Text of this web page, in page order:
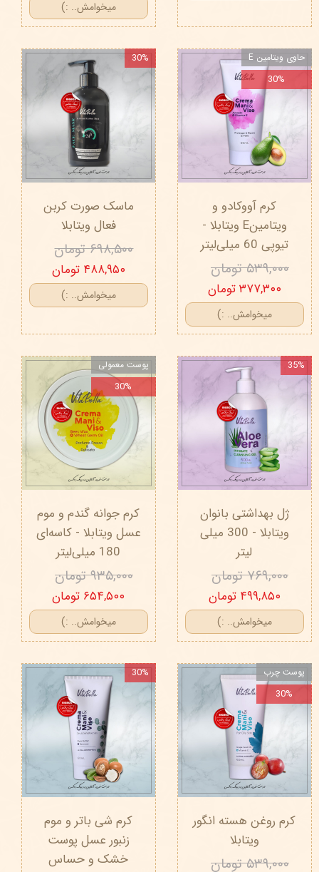
میخوامش.. :)
کرم آووکادو و
ویتامینE ویتابلا -
تیوپی 60 میلی‌لیتر
۵۳۹,۰۰۰ تومان
۳۷۷,۳۰۰ تومان
میخوامش.. :)
حاوی ویتامین E
30%
ماسک صورت کربن
فعال ویتابلا
۶۹۸,۵۰۰ تومان
۴۸۸,۹۵۰ تومان
میخوامش.. :)
30%
ژل بهداشتی بانوان
ویتابلا - 300 میلی
لیتر
۷۶۹,۰۰۰ تومان
۴۹۹,۸۵۰ تومان
میخوامش.. :)
35%
کرم جوانه گندم و موم
عسل ویتابلا - کاسه‌ای
180 میلی‌لیتر
۹۳۵,۰۰۰ تومان
۶۵۴,۵۰۰ تومان
میخوامش.. :)
پوست معمولی
30%
کرم روغن هسته انگور
ویتابلا
۵۳۹,۰۰۰ تومان
پوست چرب
30%
کرم شی باتر و موم
زنبور عسل پوست
خشک و حساس
30%